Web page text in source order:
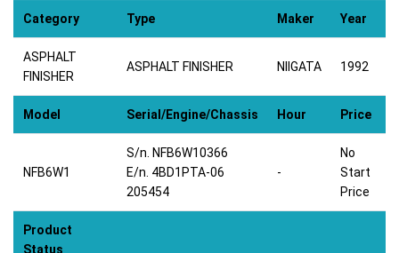
Category Type Maker Year
ASPHALT
FINISHER
ASPHALT FINISHER NIIGATA 1992
Model Serial/Engine/Chassis Hour Price
NFB6W1
S/n. NFB6W10366
E/n. 4BD1PTA-06
205454
-
No
Start
Price
Product
Status